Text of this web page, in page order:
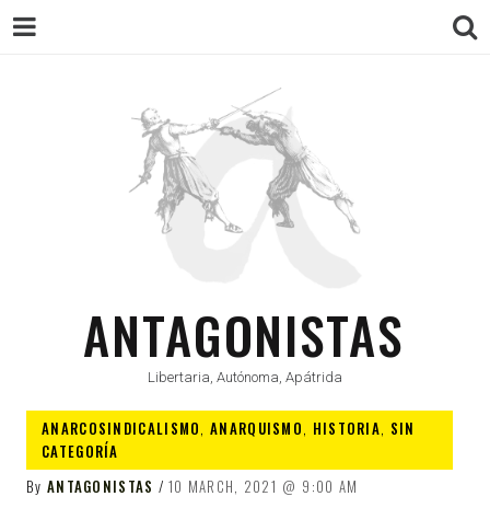
ANTAGONISTAS
Libertaria, Autónoma, Apátrida
ANARCOSINDICALISMO,ANARQUISMO, HISTORIA, SIN
CATEGORÍA
By ANTAGONISTAS 10 MARCH, 2021 9:00 AM